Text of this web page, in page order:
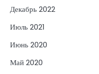
Декабрь 2022
Июль 2021
Июнь 2020
Май 2020